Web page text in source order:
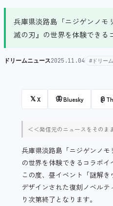
兵庫県淡路島「ニジゲンノモ
滅の刃』の世界を体験できる
ドリームニュース2025.11.04 #ドリー
𝕏X 🦋Bluesky @
＜＜発信元のニュースをそのま
兵庫県淡路島「ニジゲンノ
の世界を体験できるコラボイ
この度、昼イベント「謎解
デザインされた復刻ノベル
り次第終了となります。